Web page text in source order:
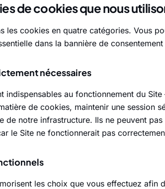
de cookies que nous
les cookies en quatre catégories. Vous
dans la bannière de
nécessaires
indispensables au fonctionnement du
de cookies, maintenir une session
de notre infrastructure. Ils ne peuvent
le Site ne fonctionnerait pas
les choix que vous effectuez